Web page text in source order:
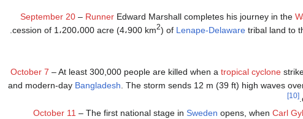
September 20– RunnerEdward Marshall completes his journey in the
cession of 1،200،000 acre (4،900 km2) of Lenape-Delawaretribal land to
.
October 7 – At least 300,000 people are killed when a tropical cyclone
and modern-day Bangladesh . The storm sends 12 m (39 ft) high waves
.
[10]
October 11 – The first national stage in Sweden opens, when Carl